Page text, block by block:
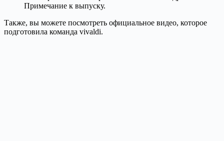
Примечание к выпуску.
Также, вы можете посмотреть официальное видео, которое
подготовила команда vivaldi.